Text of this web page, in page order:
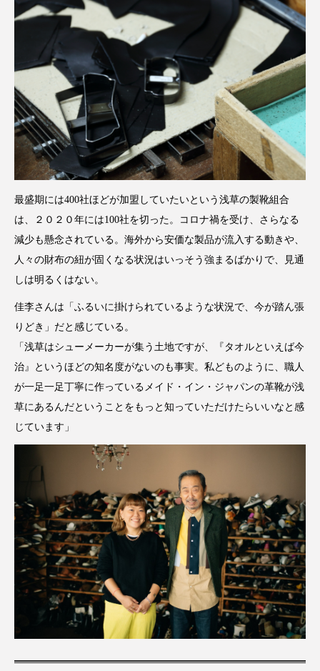
最盛期には400社ほどが加盟していたいという浅草の製靴組合
は、２０２０年には100社を切った。コロナ禍を受け、さらなる
減少も懸念されている。海外から安価な製品が流入する動きや、
人々の財布の紐が固くなる状況はいっそう強まるばかりで、見通
しは明るくはない。
佳李さんは「ふるいに掛けられているような状況で、今が踏ん張
りどき」だと感じている。
「浅草はシューメーカーが集う土地ですが、『タオルといえば今
治』というほどの知名度がないのも事実。私どものように、職人
が一足一足丁寧に作っているメイド・イン・ジャパンの革靴が浅
草にあるんだということをもっと知っていただけたらいいなと感
じています」